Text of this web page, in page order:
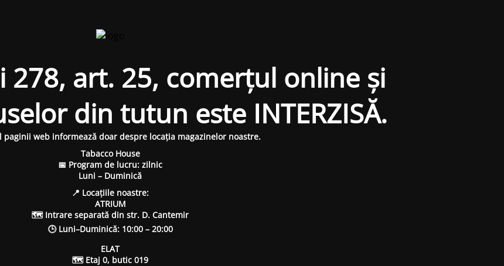
278, art. 25, comerțul online și
din tutun este INTERZISĂ.
paginii web informează doar despre locația magazinelor noastre.
Tabacco House
📅 Program de lucru: zilnic
Luni – Duminică
📍 Locațiile noastre:
ATRIUM
🗺 Intrare separată din str. D. Cantemir
🕒 Luni–Duminică: 10:00 – 20:00
ELAT
🗺 Etaj 0, butic 019